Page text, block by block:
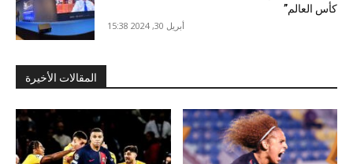
كأس العالم”
أبريل 30, 2024 15:38
المقالات الأخيرة